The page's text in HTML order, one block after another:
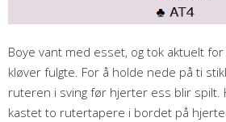
Boye vant med esset, og tok aktuelt
kløver fulgte. For å holde nede på ti
ruteren i sving før hjerter ess blir spilt.
kastet to rutertapere i bordet på